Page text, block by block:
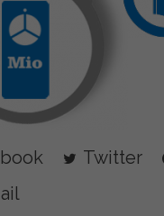
Twitter